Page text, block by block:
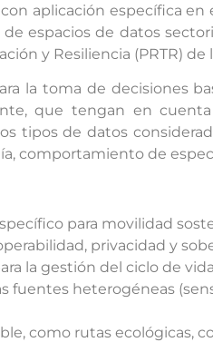
aplicación específica en
espacios de datos
y Resiliencia (PRTR) de
la toma de decisiones
que tengan en
tipos de datos
comportamiento de
para movilidad
privacidad y
la gestión del ciclo de
heterogéneas
como rutas ecológicas,